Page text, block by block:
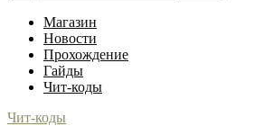
Магазин
Новости
Прохождение
Гайды
Чит-коды
Чит-коды